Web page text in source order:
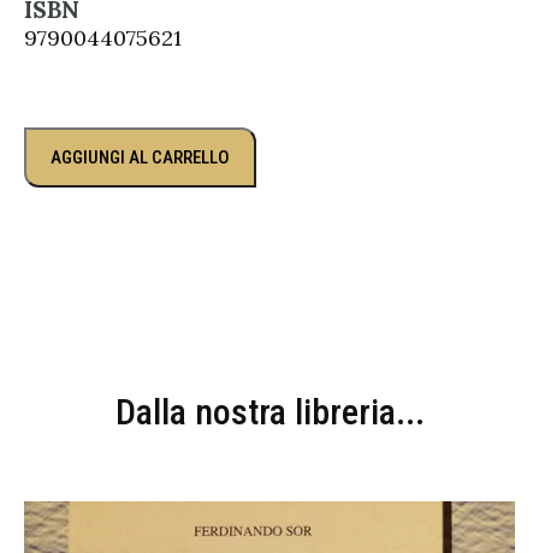
ISBN
9790044075621
AGGIUNGI AL CARRELLO
Dalla nostra libreria...